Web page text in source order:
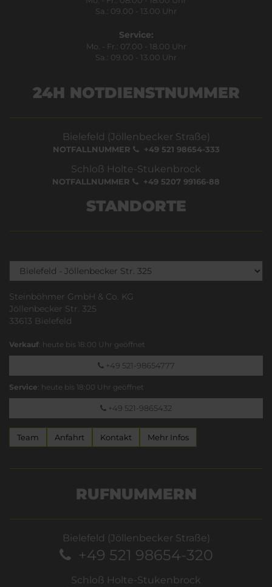
Sa.: 09.00 - 13.00 Uhr
Service:
Mo. - Fr.: 07.00 - 18.00 Uhr
Sa.: 09.00 - 13.00 Uhr
24H NOTDIENSTNUMMER
Bielefeld (Jöllenbecker Straße)
NOTFALLNUMMER +49 521 98654-333
Schloß Holte-Stukenbrock
NOTFALLNUMMER +49 5207 99166-88
STANDORTE
Steinböhmer GmbH & Co. KG
Jöllenbecker Str. 325
33613 Bielefeld
Verkauf: heute bis 18:00 Uhr geöffnet
+49 521-98654777
Service: heute bis 18:00 Uhr geöffnet
+49 521-9865432
Team Anfahrt Kontakt Mehr Infos
RUFNUMMERN
Bielefeld (Jöllenbecker Straße)
+49 521 98654-320
Schloß Holte-Stukenbrock